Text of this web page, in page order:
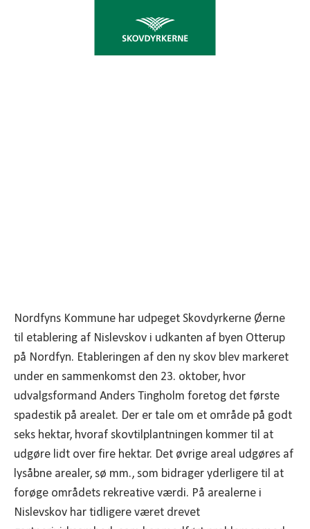
Nordfyns Kommune har udpeget Skovdyrkerne Øerne
til etablering af Nislevskov i udkanten af byen Otterup
på Nordfyn. Etableringen af den ny skov blev markeret
under en sammenkomst den 23. oktober, hvor
udvalgsformand Anders Tingholm foretog det første
spadestik på arealet. Der er tale om et område på godt
seks hektar, hvoraf skovtilplantningen kommer til at
udgøre lidt over fire hektar. Det øvrige areal udgøres af
lysåbne arealer, sø mm., som bidrager yderligere til at
forøge områdets rekreative værdi. På arealerne i
Nislevskov har tidligere været drevet